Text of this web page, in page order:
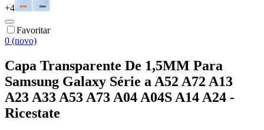
+4
Favoritar
0 (novo)
Capa Transparente De 1,5MM Para
Samsung Galaxy Série a A52 A72 A13
A23 A33 A53 A73 A04 A04S A14 A24 -
Ricestate